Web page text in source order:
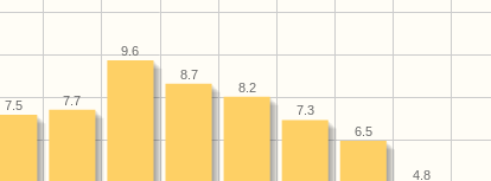
4.8
6.5
7.3
8.2
8.7
9.6
7.7
7.5